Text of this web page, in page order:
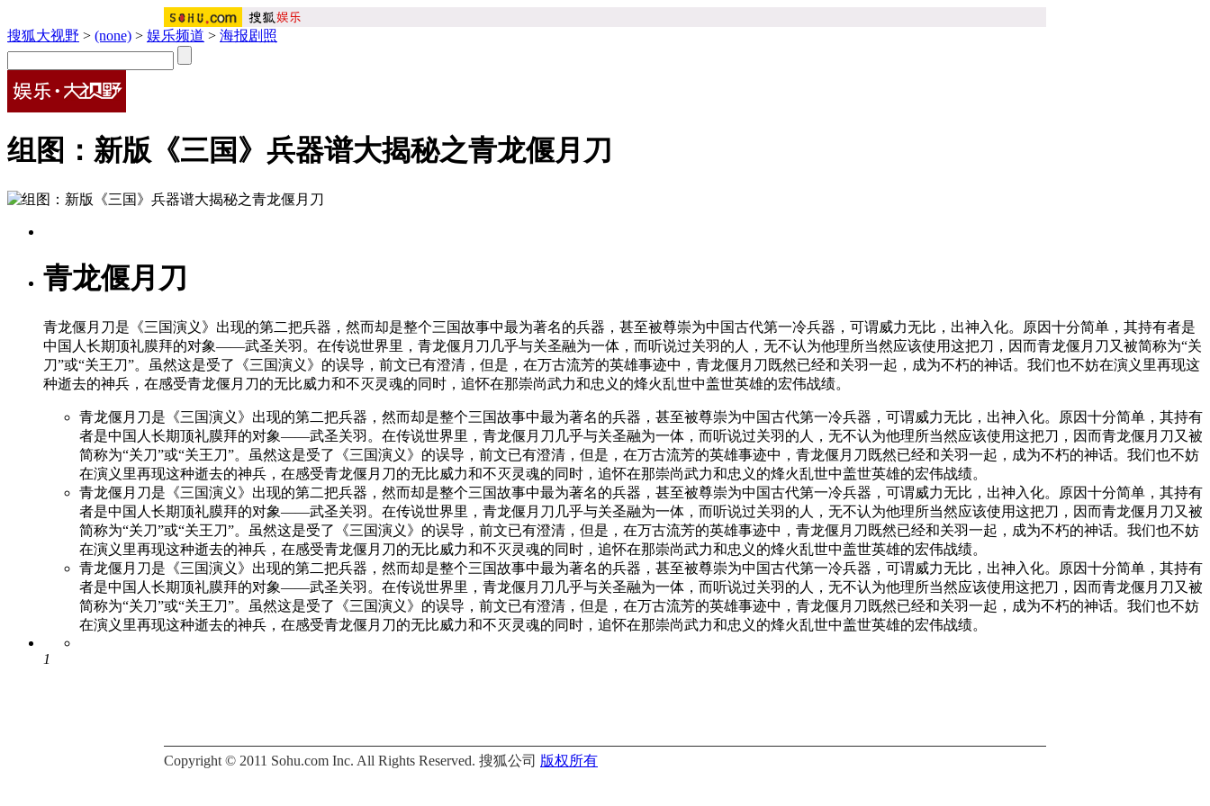
搜狐大视野 > (none) > 娱乐频道 > 海报剧照
组图：新版《三国》兵器谱大揭秘之青龙偃月刀
青龙偃月刀
青龙偃月刀是《三国演义》出现的第二把兵器，然而却是整个三国故事中最为著名的兵器，甚至被尊崇为中国古代第一冷兵器，可谓威力无比，出神入化。原因十分简单，其持有者是
中国人长期顶礼膜拜的对象——武圣关羽。在传说世界里，青龙偃月刀几乎与关圣融为一体，而听说过关羽的人，无不认为他理所当然应该使用这把刀，因而青龙偃月刀又被简称为“关
刀”或“关王刀”。虽然这是受了《三国演义》的误导，前文已有澄清，但是，在万古流芳的英雄事迹中，青龙偃月刀既然已经和关羽一起，成为不朽的神话。我们也不妨在演义里再现这
种逝去的神兵，在感受青龙偃月刀的无比威力和不灭灵魂的同时，追怀在那崇尚武力和忠义的烽火乱世中盖世英雄的宏伟战绩。
青龙偃月刀是《三国演义》出现的第二把兵器，然而却是整个三国故事中最为著名的兵器，甚至被尊崇为中国古代第一冷兵器，可谓威力无比，出神入化。原因十分简单，其持有
者是中国人长期顶礼膜拜的对象——武圣关羽。在传说世界里，青龙偃月刀几乎与关圣融为一体，而听说过关羽的人，无不认为他理所当然应该使用这把刀，因而青龙偃月刀又被
简称为“关刀”或“关王刀”。虽然这是受了《三国演义》的误导，前文已有澄清，但是，在万古流芳的英雄事迹中，青龙偃月刀既然已经和关羽一起，成为不朽的神话。我们也不妨
在演义里再现这种逝去的神兵，在感受青龙偃月刀的无比威力和不灭灵魂的同时，追怀在那崇尚武力和忠义的烽火乱世中盖世英雄的宏伟战绩。
青龙偃月刀是《三国演义》出现的第二把兵器，然而却是整个三国故事中最为著名的兵器，甚至被尊崇为中国古代第一冷兵器，可谓威力无比，出神入化。原因十分简单，其持有
者是中国人长期顶礼膜拜的对象——武圣关羽。在传说世界里，青龙偃月刀几乎与关圣融为一体，而听说过关羽的人，无不认为他理所当然应该使用这把刀，因而青龙偃月刀又被
简称为“关刀”或“关王刀”。虽然这是受了《三国演义》的误导，前文已有澄清，但是，在万古流芳的英雄事迹中，青龙偃月刀既然已经和关羽一起，成为不朽的神话。我们也不妨
在演义里再现这种逝去的神兵，在感受青龙偃月刀的无比威力和不灭灵魂的同时，追怀在那崇尚武力和忠义的烽火乱世中盖世英雄的宏伟战绩。
青龙偃月刀是《三国演义》出现的第二把兵器，然而却是整个三国故事中最为著名的兵器，甚至被尊崇为中国古代第一冷兵器，可谓威力无比，出神入化。原因十分简单，其持有
者是中国人长期顶礼膜拜的对象——武圣关羽。在传说世界里，青龙偃月刀几乎与关圣融为一体，而听说过关羽的人，无不认为他理所当然应该使用这把刀，因而青龙偃月刀又被
简称为“关刀”或“关王刀”。虽然这是受了《三国演义》的误导，前文已有澄清，但是，在万古流芳的英雄事迹中，青龙偃月刀既然已经和关羽一起，成为不朽的神话。我们也不妨
在演义里再现这种逝去的神兵，在感受青龙偃月刀的无比威力和不灭灵魂的同时，追怀在那崇尚武力和忠义的烽火乱世中盖世英雄的宏伟战绩。
1
Copyright © 2011 Sohu.com Inc. All Rights Reserved. 搜狐公司 版权所有